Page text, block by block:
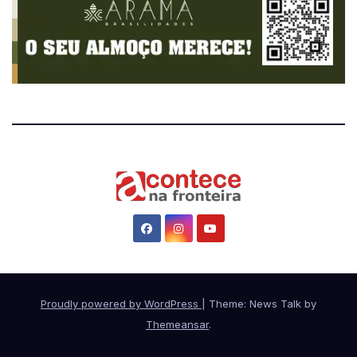
Proudly powered by WordPress
Theme: News Talk by
Themeansar.